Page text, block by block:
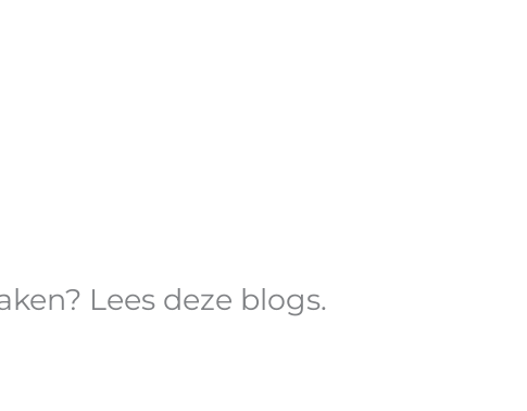
Lees deze blogs.